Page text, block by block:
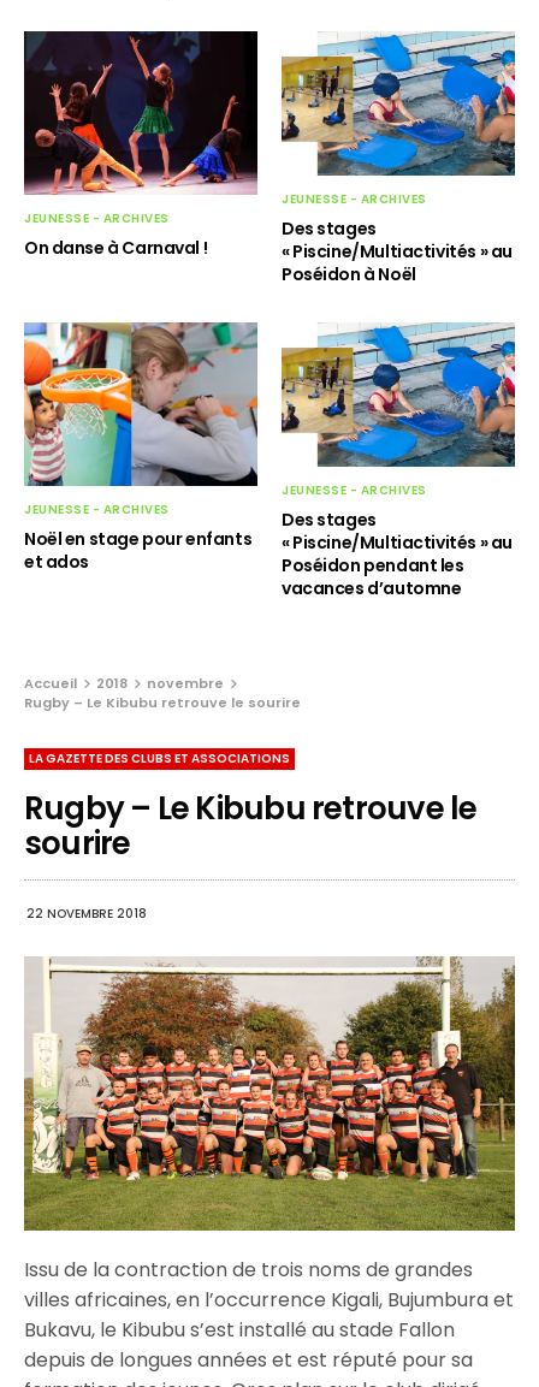
JEUNESSE - ARCHIVES
On danse à Carnaval !
JEUNESSE - ARCHIVES
Des stages
« Piscine/Multiactivités » au
Poséidon à Noël
JEUNESSE - ARCHIVES
Noël en stage pour enfants
et ados
JEUNESSE - ARCHIVES
Des stages
« Piscine/Multiactivités » au
Poséidon pendant les
vacances d’automne
Accueil 2018
novembre
Rugby – Le Kibubu retrouve le sourire
LA GAZETTE DES CLUBS ET ASSOCIATIONS
Rugby – Le Kibubu retrouve le
sourire
22 NOVEMBRE 2018
Issu de la contraction de trois noms de grandes
villes africaines, en l’occurrence Kigali, Bujumbura et
Bukavu, le Kibubu s’est installé au stade Fallon
depuis de longues années et est réputé pour sa